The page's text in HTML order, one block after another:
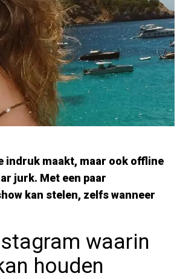
indruk maakt, maar ook offline
jurk. Met een paar
kan stelen, zelfs wanneer
waarin
houden